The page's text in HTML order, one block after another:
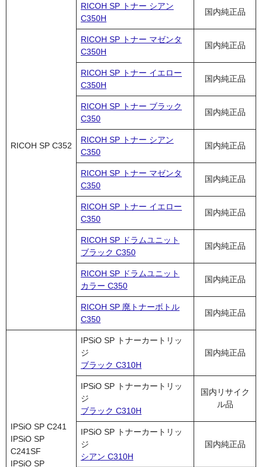
RICOH SP C352
RICOH SP トナー シアン
C350H
国内純正品
RICOH SP トナー マゼンタ
C350H
国内純正品
RICOH SP トナー イエロー
C350H
国内純正品
RICOH SP トナー ブラック
C350
国内純正品
RICOH SP トナー シアン
C350
国内純正品
RICOH SP トナー マゼンタ
C350
国内純正品
RICOH SP トナー イエロー
C350
国内純正品
RICOH SP ドラムユニット
ブラック C350
国内純正品
RICOH SP ドラムユニット
カラー C350
国内純正品
RICOH SP 廃トナーボトル
C350
国内純正品
IPSiO SP C241
IPSiO SP
C241SF
IPSiO SP
IPSiO SP トナーカートリッ
ジ
ブラック C310H
国内純正品
IPSiO SP トナーカートリッ
ジ
ブラック C310H
国内リサイク
ル品
IPSiO SP トナーカートリッ
ジ
シアン C310H
国内純正品